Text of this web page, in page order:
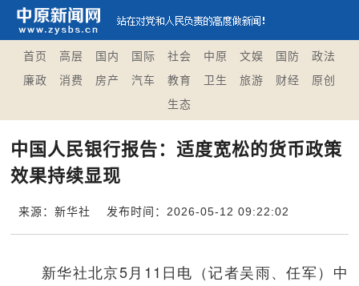
首页 高层 国内 国际 社会 中原 文娱 国防
政法
廉政
消费 房产 汽车 教育 卫生 旅游 财经
原创
生态
中国人民银行报告：适度宽松的货币政策
效果持续显现
来源：新华社 发布时间：2026-05-12 09:22:02
新华社北京5月11日电（记者吴雨、任军）中